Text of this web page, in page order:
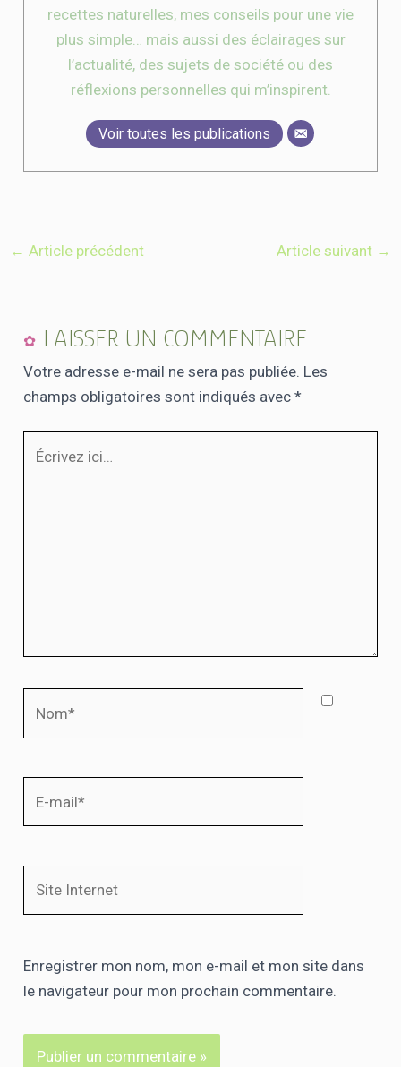
recettes naturelles, mes conseils pour une vie
plus simple… mais aussi des éclairages sur
l’actualité, des sujets de société ou des
réflexions personnelles qui m’inspirent.
Voir toutes les publications
← Article précédent Article suivant →
LAISSER UN COMMENTAIRE
Votre adresse e-mail ne sera pas publiée. Les
champs obligatoires sont indiqués avec*
mail*
Enregistrer mon nom, mon e-mail et mon site dans
le navigateur pour mon prochain commentaire.